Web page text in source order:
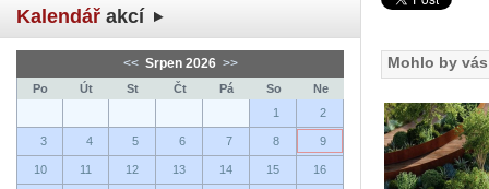
Kalendář akcí
<< Srpen 2026 >>
Po Út St Čt Pá So
Ne
1
2
3 4 5 6 7 8 9
10 11 12 13 14 15 16
Mohlo by